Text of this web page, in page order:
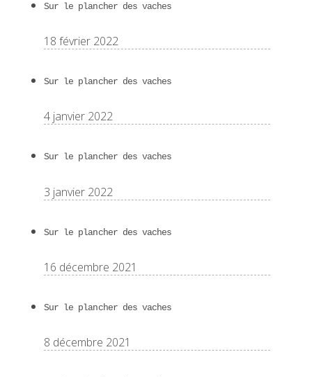
Sur le plancher des vaches
18 février 2022
Sur le plancher des vaches
4 janvier 2022
Sur le plancher des vaches
3 janvier 2022
Sur le plancher des vaches
16 décembre 2021
Sur le plancher des vaches
8 décembre 2021